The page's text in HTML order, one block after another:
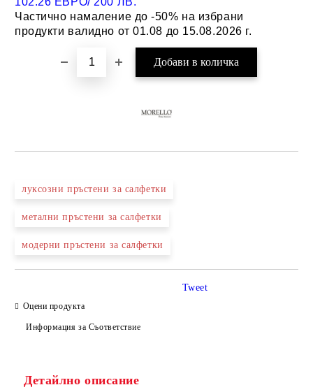
Частично намаление до -50% на избрани
продукти валидно от 01.08 до 15.08.2026 г.
луксозни пръстени за салфетки
метални пръстени за салфетки
модерни пръстени за салфетки
Оцени продукта
Информация за Съответствие
Tweet
Детайлно описание